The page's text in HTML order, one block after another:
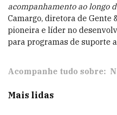
acompanhamento ao longo
Camargo, diretora de Gente
pioneira e líder no
para programas de suporte
Acompanhe tudo sobre:
Mais lidas